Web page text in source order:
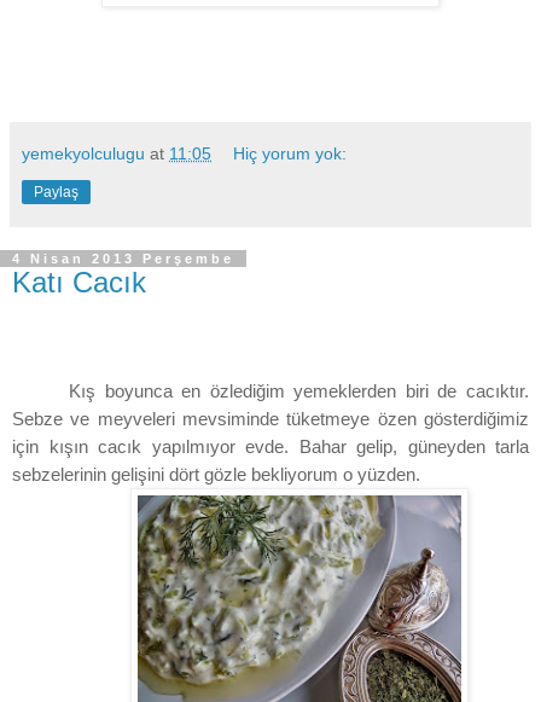
yemekyolculugu at 11:05 Hiç yorum yok:
Paylaş
4 Nisan 2013 Perşembe
Katı Cacık
Kış boyunca en özlediğim yemeklerden biri de cacıktır.
Sebze ve meyveleri mevsiminde tüketmeye özen gösterdiğimiz
için kışın cacık yapılmıyor evde. Bahar gelip, güneyden tarla
sebzelerinin gelişini dört gözle bekliyorum o yüzden.